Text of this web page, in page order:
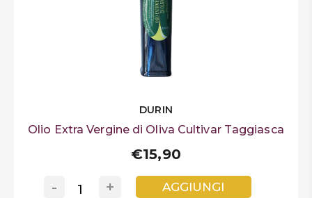
DURIN
Olio Extra Vergine di Oliva Cultivar Taggiasca
€15,90
+
- AGGIUNGI